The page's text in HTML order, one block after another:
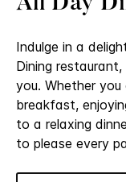
Indulge in a
Dining
you. Whether
breakfast,
to a relaxing
to please every